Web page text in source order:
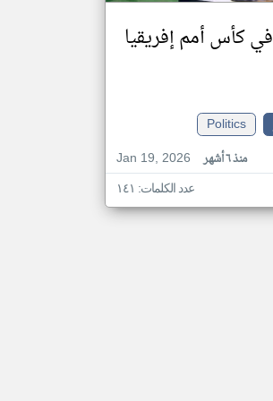
كأس أمم إفريقيا
Politics
Jan 19, 2026
منذ ٦ أشهر
عدد الكلمات: ١٤١